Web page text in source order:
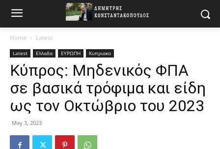
Home Latest
Latest Ελλαδα ΕΥΡΩΠΗ Κυπριακο
Κύπρος: Μηδενικός ΦΠΑ
σε βασικά τρόφιμα και είδη
ως τον Οκτώβριο του 2023
May 3, 2023